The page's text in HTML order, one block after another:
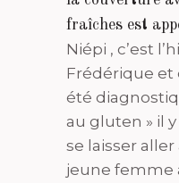
fraîches est
Niépi , c’est
Frédérique et
été
au gluten » il y
se laisser
jeune femme